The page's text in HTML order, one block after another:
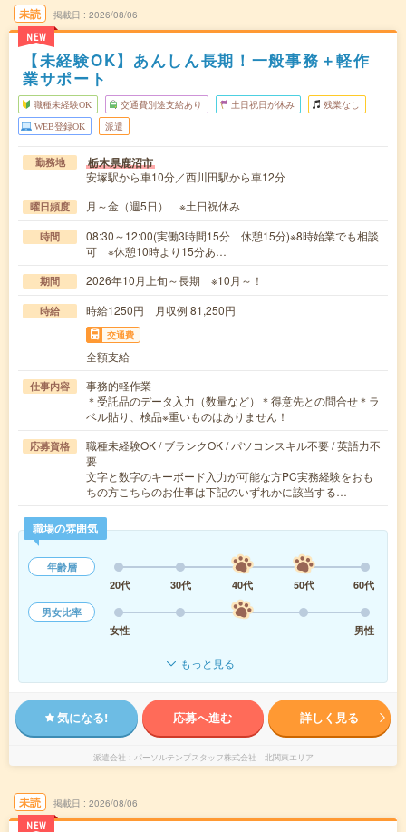
未読
NEW
掲載日 2026/08/06
【未経験OK】あんしん長期！一般事務＋軽作
業サポート
職種未経験OK 交通費別途支給あり 土日祝日が休み 残業なし
WEB登録OK 派遣
勤務地 栃木県鹿沼市
安塚駅から車10分／西川田駅から車12分
曜日頻度 月～金（週5日） ※土日祝休み
時間
08:30～12:00(実働3時間15分 休憩15分)※8時始業でも相談
可 ※休憩10時より15分あ…
期間 2026年10月上旬～長期 ※10月～！
時給 時給1250円 月収例 81,250円
交通費
全額支給
仕事内容
事務的軽作業
＊受託品のデータ入力（数量など）＊得意先との問合せ＊ラ
ベル貼り、検品※重いものはありません！
応募資格
職種未経験OK / ブランクOK / パソコンスキル不要 / 英語力不
要
文字と数字のキーボード入力が可能な方PC実務経験をおも
ちの方こちらのお仕事は下記のいずれかに該当する…
職場の雰囲気
年齢層
20代
30代 40代 50代
60代
男女比率
女性
男性
もっと見る
気になる! 応募へ進む 詳しく見る
派遣会社 パーソルテンプスタッフ株式会社 北関東エリア
未読
NEW
掲載日 2026/08/06